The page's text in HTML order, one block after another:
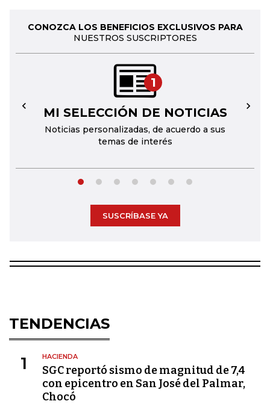
CONOZCA LOS BENEFICIOS EXCLUSIVOS PARA
NUESTROS SUSCRIPTORES
1
MI SELECCIÓN DE NOTICIAS
Noticias personalizadas, de acuerdo a sus
temas de interés
← →
SUSCRÍBASE YA
TENDENCIAS
1 HACIENDA
SGC reportó sismo de magnitud de 7,4
con epicentro en San José del Palmar,
Chocó